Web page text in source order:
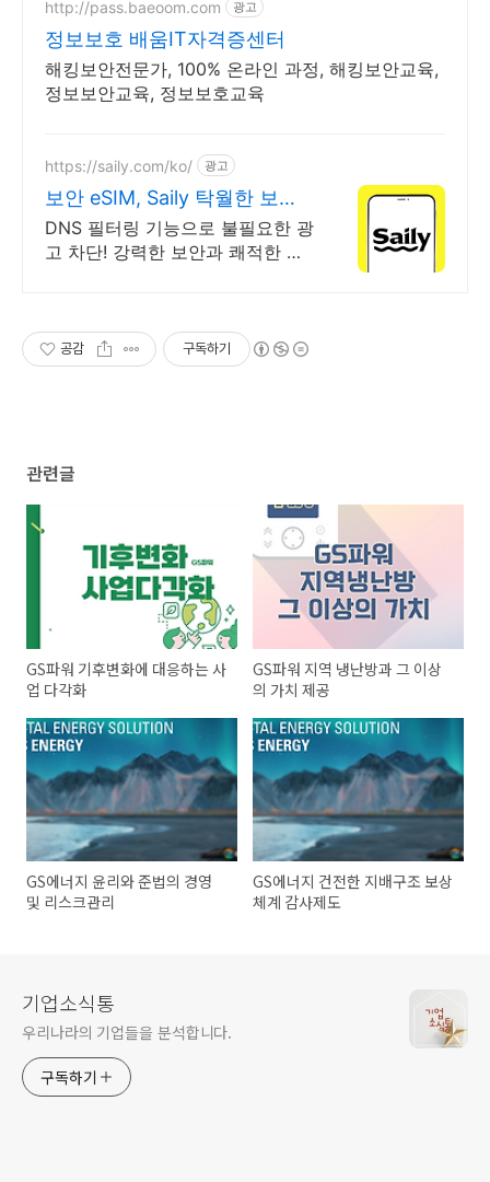
http://pass.baeoom.com 광고
정보보호 배움IT자격증센터
해킹보안전문가, 100% 온라인 과정, 해킹보안교육,
정보보안교육, 정보보호교육
https://saily.com/ko/ 광고
보안 eSIM, Saily 탁월한 보안,
안정적인 연결
DNS 필터링 기능으로 불필요한 광
고 차단! 강력한 보안과 쾌적한 인
공감 구독하기
관련글
GS파워 기후변화에 대응하는 사
업 다각화
GS파워 지역 냉난방과 그 이상
의 가치 제공
GS에너지 윤리와 준법의 경영
및 리스크관리
GS에너지 건전한 지배구조 보상
체계 감사제도
기업소식통
우리나라의 기업들을 분석합니다.
구독하기